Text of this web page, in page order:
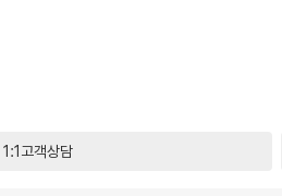
1:1고객상담